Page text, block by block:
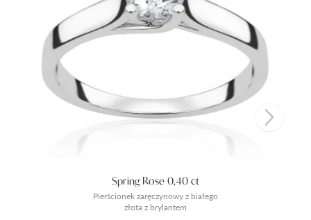
Pierścionek zaręczynowy z białego
złota z brylantem
Spring Rose 0,40 ct